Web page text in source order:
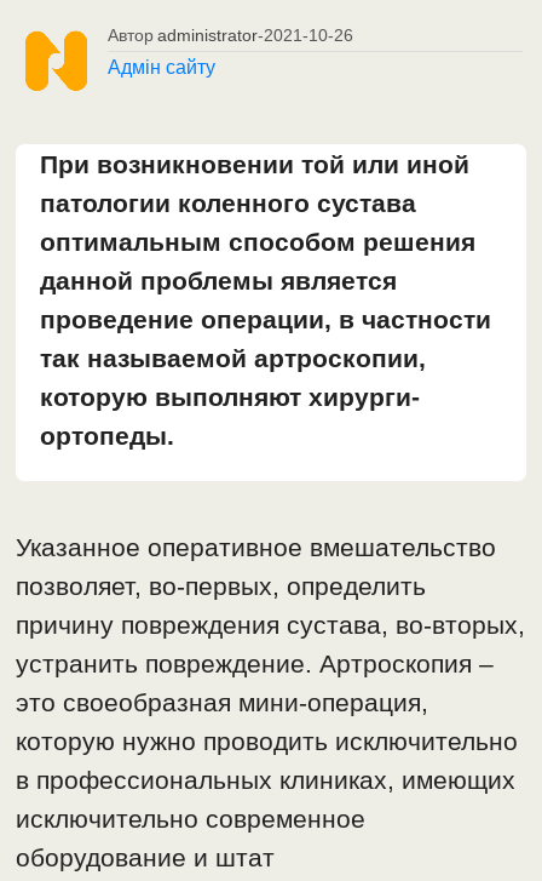
Автор administrator-2021-10-26
Адмін сайту
При возникновении той или иной
патологии коленного сустава
оптимальным способом решения
данной проблемы является
проведение операции, в частности
так называемой артроскопии,
которую выполняют хирурги-
ортопеды.
Указанное оперативное вмешательство
позволяет, во-первых, определить
причину повреждения сустава, во-вторых,
устранить повреждение. Артроскопия –
это своеобразная мини-операция,
которую нужно проводить исключительно
в профессиональных клиниках, имеющих
исключительно современное
оборудование и штат